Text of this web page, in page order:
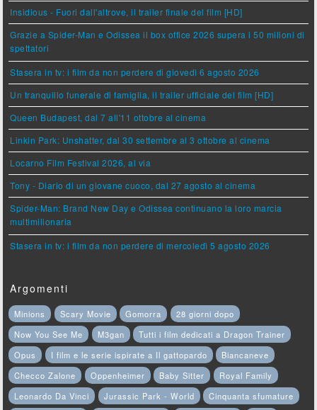
Insidious - Fuori dall'altrove, il trailer finale del film [HD]
Grazie a Spider-Man e Odissea il box office 2026 supera i 50 milioni di
spettatori
Stasera in tv: i film da non perdere di giovedì 6 agosto 2026
Un tranquillo funerale di famiglia, il trailer ufficiale del film [HD]
Queen Budapest, dal 7 all'11 ottobre al cinema
Linkin Park: Unshatter, dal 30 settembre al 3 ottobre al cinema
Locarno Film Festival 2026, al via
Tony - Diario di un giovane cuoco, dal 27 agosto al cinema
Spider-Man: Brand New Day e Odissea continuano la loro marcia
multimilionaria
Stasera in tv: i film da non perdere di mercoledì 5 agosto 2026
Argomenti
Minions Scary Movie Gomorra
28 giorni dopo
Now You See Me
M3gan
Tutti i film dedicati a Dragon Trainer
Opus
I film e le serie ispirate a Il gattopardo
Biancaneve
Checco Zalone
Oppenheimer Baby Sitter
Royal Family
Leonardo Da Vinci
Jurassic Park - World
Cinquanta sfumature